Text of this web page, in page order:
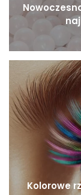
Kolorowe